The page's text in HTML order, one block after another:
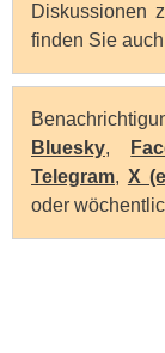
Diskussionen
finden Sie
Bluesky,
Telegram, X
oder